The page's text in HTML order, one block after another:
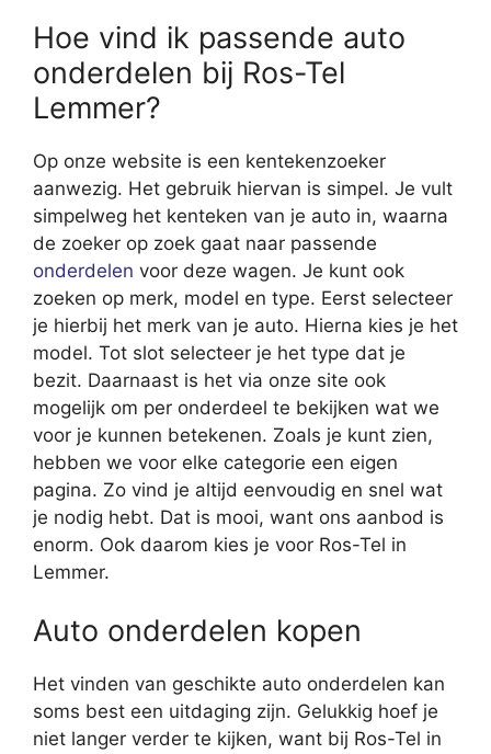
Hoe vind ik passende auto
onderdelen bij Ros-Tel
Lemmer?
Op onze website is een kentekenzoeker
aanwezig. Het gebruik hiervan is simpel. Je vult
simpelweg het kenteken van je auto in, waarna
de zoeker op zoek gaat naar passende
onderdelen voor deze wagen. Je kunt ook
zoeken op merk, model en type. Eerst selecteer
je hierbij het merk van je auto. Hierna kies je het
model. Tot slot selecteer je het type dat je
bezit. Daarnaast is het via onze site ook
mogelijk om per onderdeel te bekijken wat we
voor je kunnen betekenen. Zoals je kunt zien,
hebben we voor elke categorie een eigen
pagina. Zo vind je altijd eenvoudig en snel wat
je nodig hebt. Dat is mooi, want ons aanbod is
enorm. Ook daarom kies je voor Ros-Tel in
Lemmer.
Auto onderdelen kopen
Het vinden van geschikte auto onderdelen kan
soms best een uitdaging zijn. Gelukkig hoef je
niet langer verder te kijken, want bij Ros-Tel in